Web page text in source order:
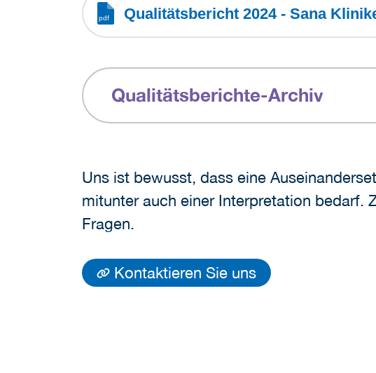
Qualitätsbericht 2024 - Sana
Qualitätsberichte-Archiv
Uns ist bewusst, dass eine
mitunter auch einer Interpretation bedarf.
Fragen.
Kontaktieren Sie uns